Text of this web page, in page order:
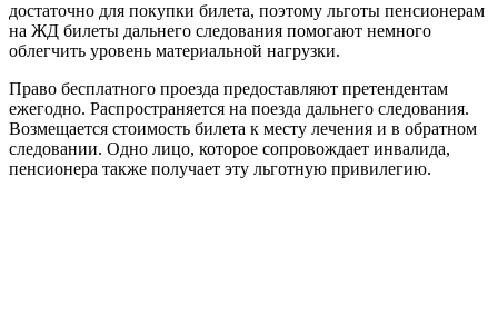
достаточно для покупки билета, поэтому льготы пенсионерам
на ЖД билеты дальнего следования помогают немного
облегчить уровень материальной нагрузки.
Право бесплатного проезда предоставляют претендентам
ежегодно. Распространяется на поезда дальнего следования.
Возмещается стоимость билета к месту лечения и в обратном
следовании. Одно лицо, которое сопровождает инвалида,
пенсионера также получает эту льготную привилегию.